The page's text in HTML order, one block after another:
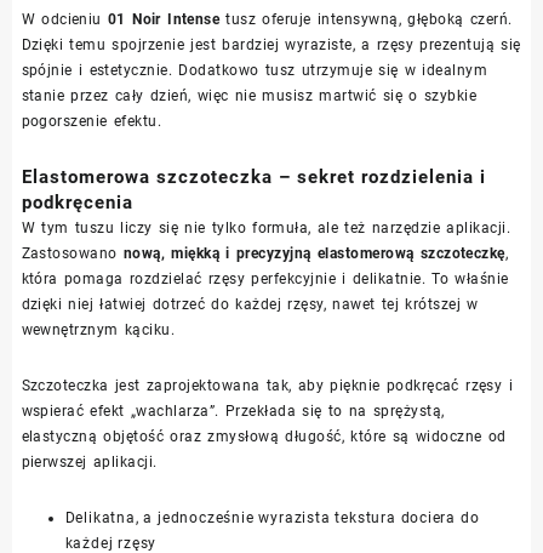
W odcieniu 01 Noir Intensetusz oferuje intensywną, głęboką czerń.
Dzięki temu spojrzenie jest bardziej wyraziste, a rzęsy prezentują się
spójnie i estetycznie. Dodatkowo tusz utrzymuje się w idealnym
stanie przez cały dzień, więc nie musisz martwić się o szybkie
pogorszenie efektu.
Elastomerowa szczoteczka – sekret rozdzielenia i
podkręcenia
W tym tuszu liczy się nie tylko formuła, ale też narzędzie aplikacji.
Zastosowano nową, miękką i precyzyjną elastomerową szczoteczkę,
która pomaga rozdzielać rzęsy perfekcyjnie i delikatnie. To właśnie
dzięki niej łatwiej dotrzeć do każdej rzęsy, nawet tej krótszej w
wewnętrznym kąciku.
Szczoteczka jest zaprojektowana tak, aby pięknie podkręcać rzęsy i
wspierać efekt „wachlarza”. Przekłada się to na sprężystą,
elastyczną objętość oraz zmysłową długość, które są widoczne od
pierwszej aplikacji.
Delikatna, a jednocześnie wyrazista tekstura dociera do
każdej rzęsy